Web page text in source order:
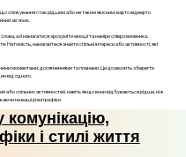
спілкування стає рідшим або не таким якісним, варто відверто
зв'язок.
а й намагатися зрозуміти емоції та наміри співрозмовника.
намагайтеся знайти спільні інтереси або активності, які
моментами, досягненнями та планами. Це дозволить зберегти
від одного.
або спільних активностей, навіть якщо вони відбуваються рідше, ніж
на ваші різні графіки.
комунікацію,
і стилі життя